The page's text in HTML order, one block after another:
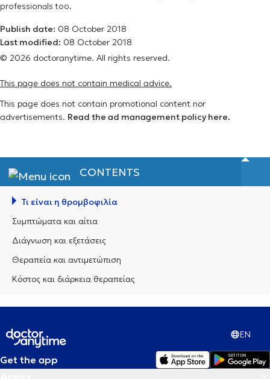
professionals too.
Publish date: 08 October 2018
Last modified: 08 October 2018
© 2026 doctoranytime. All rights reserved.
This page does not contain medical advice.
This page does not contain promotional content nor
advertisements. Read the ad management policy here.
CONTENTS
Τι είναι η θρομβοφιλία
Συμπτώματα και αίτια
Διάγνωση και εξετάσεις
Θεραπεία και αντιμετώπιση
Κόστος και διάρκεια θεραπείας
EN
Get the app